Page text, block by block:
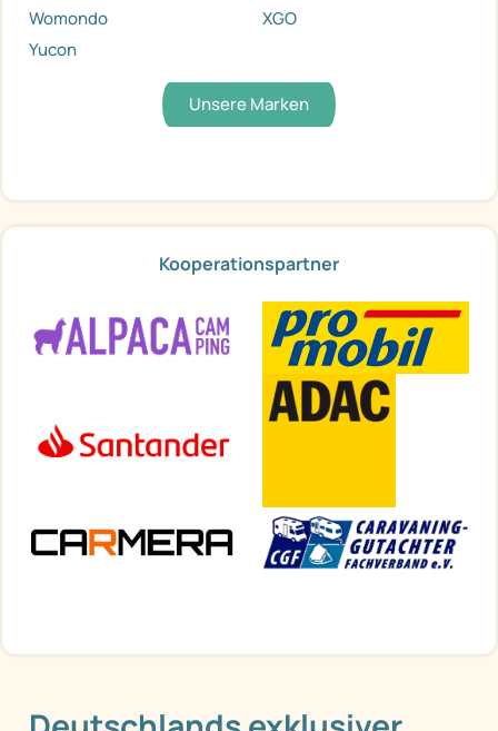
Womondo
XGO
Yucon
Unsere Marken
Kooperationspartner